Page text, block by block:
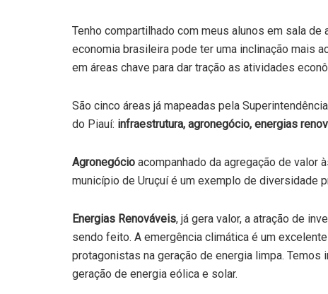
Tenho compartilhado com meus alunos em sala de
economia brasileira pode ter uma inclinação mais
em áreas chave para dar tração as atividades
São cinco áreas já mapeadas pela
do Piauí: infraestrutura, agronegócio, energias
Agronegócio acompanhado da agregação de valor
município de Uruçuí é um exemplo de diversidade
Energias Renováveis, já gera valor, a atração de
sendo feito. A emergência climática é um
protagonistas na geração de energia limpa.
geração de energia eólica e solar.